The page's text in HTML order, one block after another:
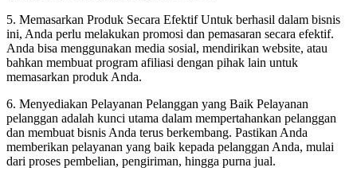
5. Memasarkan Produk Secara Efektif Untuk berhasil dalam bisnis
ini, Anda perlu melakukan promosi dan pemasaran secara efektif.
Anda bisa menggunakan media sosial, mendirikan website, atau
bahkan membuat program afiliasi dengan pihak lain untuk
memasarkan produk Anda.
6. Menyediakan Pelayanan Pelanggan yang Baik Pelayanan
pelanggan adalah kunci utama dalam mempertahankan pelanggan
dan membuat bisnis Anda terus berkembang. Pastikan Anda
memberikan pelayanan yang baik kepada pelanggan Anda, mulai
dari proses pembelian, pengiriman, hingga purna jual.